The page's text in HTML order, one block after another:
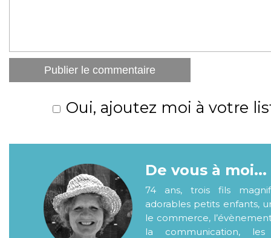
Oui, ajoutez moi à votre
De vous à moi...
74 ans, trois fils
adorables petits enfants,
le commerce,
la communication,